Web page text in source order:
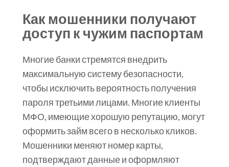
Как мошенники получают
доступ к чужим паспортам
Многие банки стремятся внедрить
максимальную систему безопасности,
чтобы исключить вероятность получения
пароля третьими лицами. Многие клиенты
МФО, имеющие хорошую репутацию, могут
оформить займ всего в несколько кликов.
Мошенники меняют номер карты,
подтверждают данные и оформляют